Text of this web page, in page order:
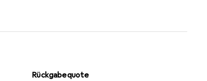
Rückgabequote